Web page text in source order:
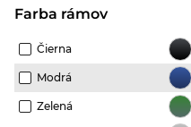
Farba rámov
Čierna
Modrá
Zelená